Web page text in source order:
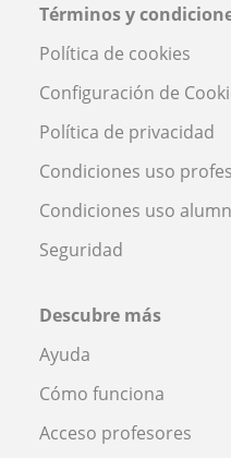
Términos y
Política de cookies
Configuración de
Política de privacidad
Condiciones uso
Condiciones uso
Seguridad
Descubre más
Ayuda
Cómo funciona
Acceso profesores